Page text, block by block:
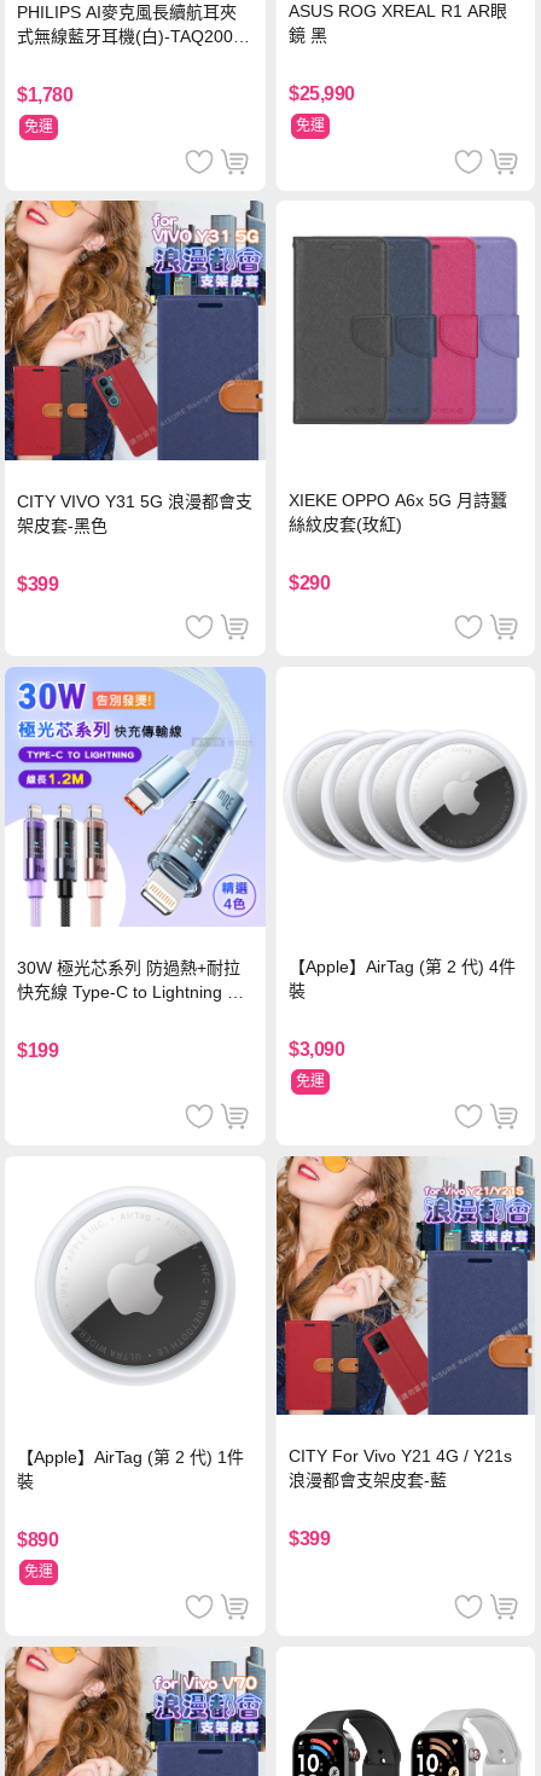
PHILIPS AI麥克風長續航耳夾
式無線藍牙耳機(白)-TAQ2000
$1,780
免運
ASUS ROG XREAL R1 AR眼
鏡 黑
$25,990
免運
CITY VIVO Y31 5G 浪漫都會支
架皮套-黑色
$399
XIEKE OPPO A6x 5G 月詩蠶
絲紋皮套(玫紅)
$290
30W 極光芯系列 防過熱+耐拉
快充線 Type-C to Lightning 傳
$199
【Apple】AirTag (第 2 代) 4件
裝
$3,090
免運
【Apple】AirTag (第 2 代) 1件
裝
$890
免運
CITY For Vivo Y21 4G / Y21s
浪漫都會支架皮套-藍
$399